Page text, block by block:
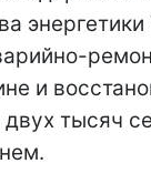
и
тысяч